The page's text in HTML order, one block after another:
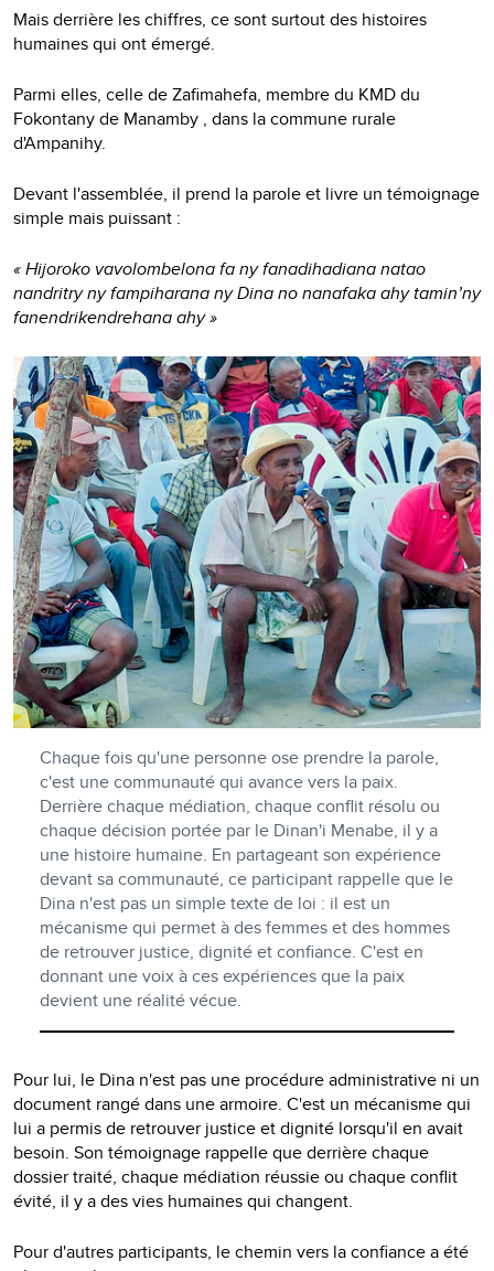
Mais derrière les chiffres, ce sont surtout des histoires
humaines qui ont émergé.
Parmi elles, celle de Zafimahefa, membre du KMD du
Fokontany de Manamby , dans la commune rurale
d'Ampanihy.
Devant l'assemblée, il prend la parole et livre un témoignage
simple mais puissant :
« Hijoroko vavolombelona fa ny fanadihadiana natao
nandritry ny fampiharana ny Dina no nanafaka ahy tamin’ny
fanendrikendrehana ahy »
Chaque fois qu'une personne ose prendre la parole,
c'est une communauté qui avance vers la paix.
Derrière chaque médiation, chaque conflit résolu ou
chaque décision portée par le Dinan'i Menabe, il y a
une histoire humaine. En partageant son expérience
devant sa communauté, ce participant rappelle que le
Dina n'est pas un simple texte de loi : il est un
mécanisme qui permet à des femmes et des hommes
de retrouver justice, dignité et confiance. C'est en
donnant une voix à ces expériences que la paix
devient une réalité vécue.
Pour lui, le Dina n'est pas une procédure administrative ni un
document rangé dans une armoire. C'est un mécanisme qui
lui a permis de retrouver justice et dignité lorsqu'il en avait
besoin. Son témoignage rappelle que derrière chaque
dossier traité, chaque médiation réussie ou chaque conflit
évité, il y a des vies humaines qui changent.
Pour d'autres participants, le chemin vers la confiance a été